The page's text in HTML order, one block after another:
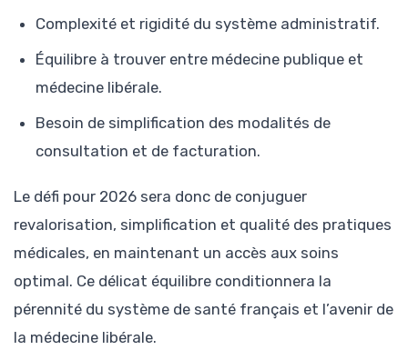
Complexité et rigidité du système administratif.
Équilibre à trouver entre médecine publique et
médecine libérale.
Besoin de simplification des modalités de
consultation et de facturation.
Le défi pour 2026 sera donc de conjuguer
revalorisation, simplification et qualité des pratiques
médicales, en maintenant un accès aux soins
optimal. Ce délicat équilibre conditionnera la
pérennité du système de santé français et l’avenir de
la médecine libérale.